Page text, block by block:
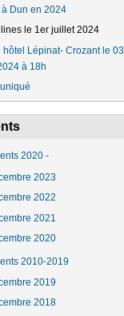
Dun en 2024
le 1er juillet 2024
hôtel Lépinat- Crozant le 03
à 18h
2020 -
2023
2022
2021
2020
2010-2019
2019
2018